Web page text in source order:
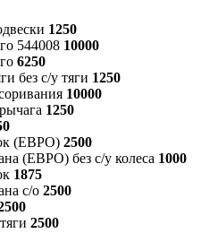
1250
544008 10000
6250
без с/у тяги 1250
10000
1250
(ЕВРО) 2500
(ЕВРО) без с/у колеса 1000
1875
с/о 2500
2500